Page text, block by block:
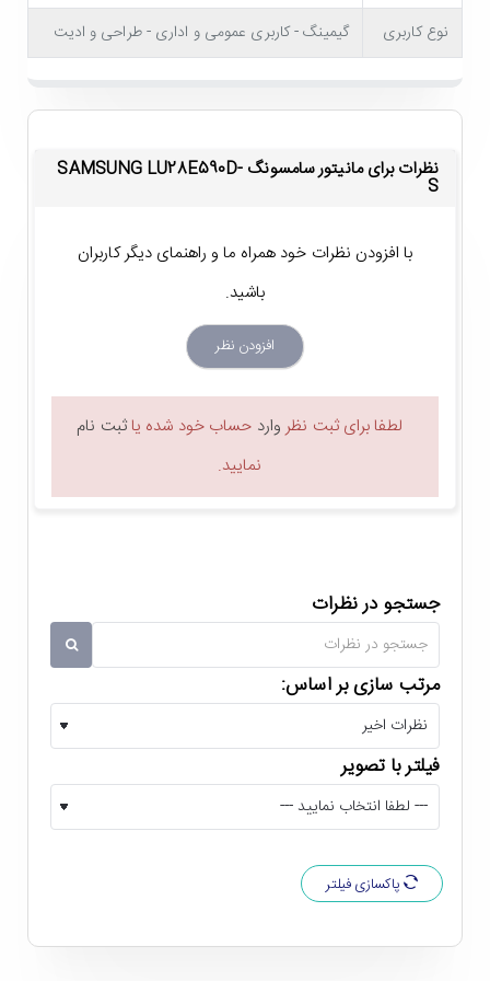
مانیتور سامسونگ Samsung LU28E590D-S
زاویه دید مناسب
تصاویر برایتان کاسته نشود. باید به این نکته هم اشاره کنیم که
مانیتور کامپیوتر 28 اینچ سامسونگ LU28E590D-S از نسبت
کنتراست استاتیک 1000:1 برخوردار است و از کنتراست داینامیگ
Mega-DCR هم پشتیبانی می کند. از این جهت می توان از کیفیت
نمایش مناسب رنگ مشکی و سایه روشن های آن مطمئن بود.
پورت های ارتباطی به روز
سیگنال های صوتی و تصویری دیجیتال با پهنای باند بالا پشتیبانی می
نوع کاربری
گیمینگ - کاربری عمومی و اداری - طراحی و ادیت
نظرات برای مانیتور سامسونگ SAMSUNG LU28E590D-
S
با افزودن نظرات خود همراه ما و راهنمای دیگر کاربران
باشید.
افزودن نظر
لطفا برای ثبت نظر وارد حساب خود شده یاثبت نام
نمایید.
جستجو در نظرات
مرتب سازی بر اساس:
فیلتر با تصویر
پاکسازی فیلتر